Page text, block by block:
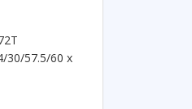
30/57.5/60 x